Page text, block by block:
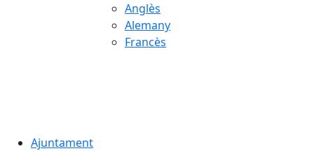
Anglès
Alemany
Francès
Ajuntament